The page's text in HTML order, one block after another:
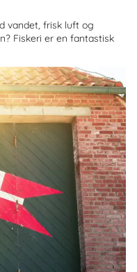
vandet, frisk luft og
Fiskeri er en fantastisk